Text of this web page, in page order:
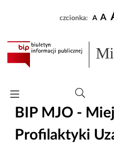
czcionka: A A
BIP MJO -
Profilaktyki